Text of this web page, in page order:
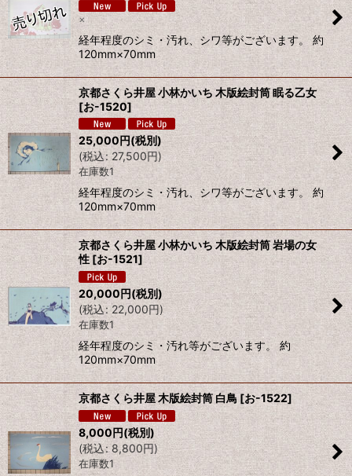
×
経年程度のシミ・汚れ、シワ等がございます。 約
120mm×70mm
京都さくら井屋 小林かいち 木版絵封筒 眠る乙女
[お-1520]
25,000円(税別)
(税込: 27,500円)
在庫数1
経年程度のシミ・汚れ、シワ等がございます。 約
120mm×70mm
京都さくら井屋 小林かいち 木版絵封筒 岩場の女
性[お-1521]
20,000円(税別)
(税込: 22,000円)
在庫数1
経年程度のシミ・汚れ等がございます。 約
120mm×70mm
京都さくら井屋 木版絵封筒 白鳥 [お-1522]
8,000円(税別)
(税込: 8,800円)
在庫数1